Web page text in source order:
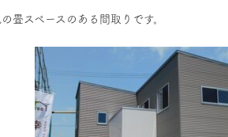
畳スペースのある間取りです。